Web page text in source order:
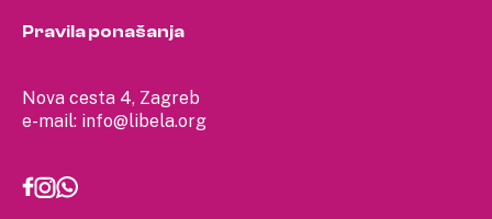
Nova cesta 4, Zagreb
e-mail: info@libela.org
Pravila ponašanja